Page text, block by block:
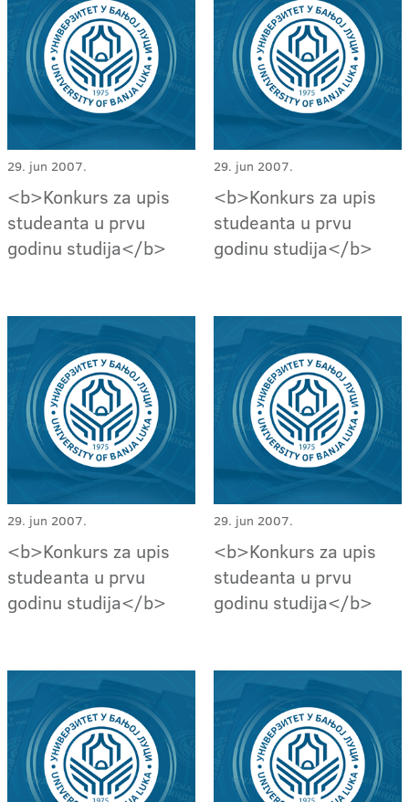
29. jun 2007.
<b>Konkurs za upis
studeanta u prvu
godinu studija</b>
29. jun 2007.
<b>Konkurs za upis
studeanta u prvu
godinu studija</b>
29. jun 2007.
<b>Konkurs za upis
studeanta u prvu
godinu studija</b>
29. jun 2007.
<b>Konkurs za upis
studeanta u prvu
godinu studija</b>